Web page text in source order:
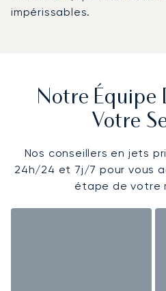
impérissables.
Notre Équipe
Votre
Nos conseillers en jets
24h/24 et 7j/7 pour vous
étape de votre